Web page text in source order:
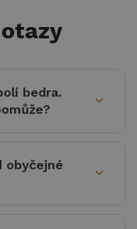
bedra.
expand_more
obyčejné
expand_more